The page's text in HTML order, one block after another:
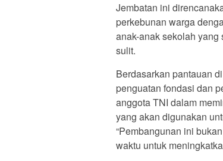
Jembatan ini
perkebunan warga
anak-anak sekolah
sulit.
Berdasarkan pantauan
penguatan fondasi dan
anggota TNI dalam
yang akan digunakan
“Pembangunan ini
waktu untuk